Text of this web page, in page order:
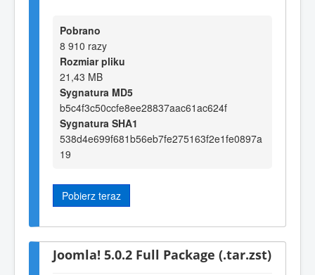
Pobrano
8 910 razy
Rozmiar pliku
21,43 MB
Sygnatura MD5
b5c4f3c50ccfe8ee28837aac61ac624f
Sygnatura SHA1
538d4e699f681b56eb7fe275163f2e1fe0897a
19
Pobierz teraz
Joomla! 5.0.2 Full Package (.tar.zst)